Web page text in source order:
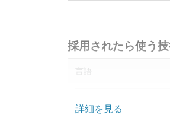
採用されたら使う
言語
詳細を見る